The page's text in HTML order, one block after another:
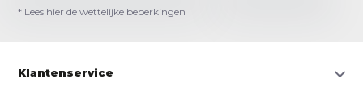
* Lees hier de wettelijke beperkingen
Klantenservice